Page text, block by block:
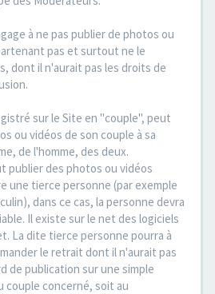
à ne pas publier de photos ou
pas et surtout ne le
dont il n'aurait pas les droits de
sur le Site en "couple", peut
ou vidéos de son couple à sa
de l'homme, des deux.
publier des photos ou vidéos
une tierce personne (par exemple
dans ce cas, la personne devra
Il existe sur le net des logiciels
La dite tierce personne pourra à
le retrait dont il n'aurait pas
de publication sur une simple
couple concerné, soit au